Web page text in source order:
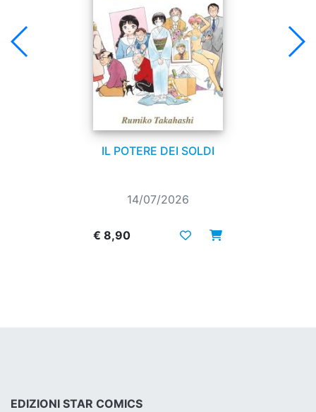
IL POTERE DEI SOLDI
14/07/2026
€ 8,90
EDIZIONI STAR COMICS